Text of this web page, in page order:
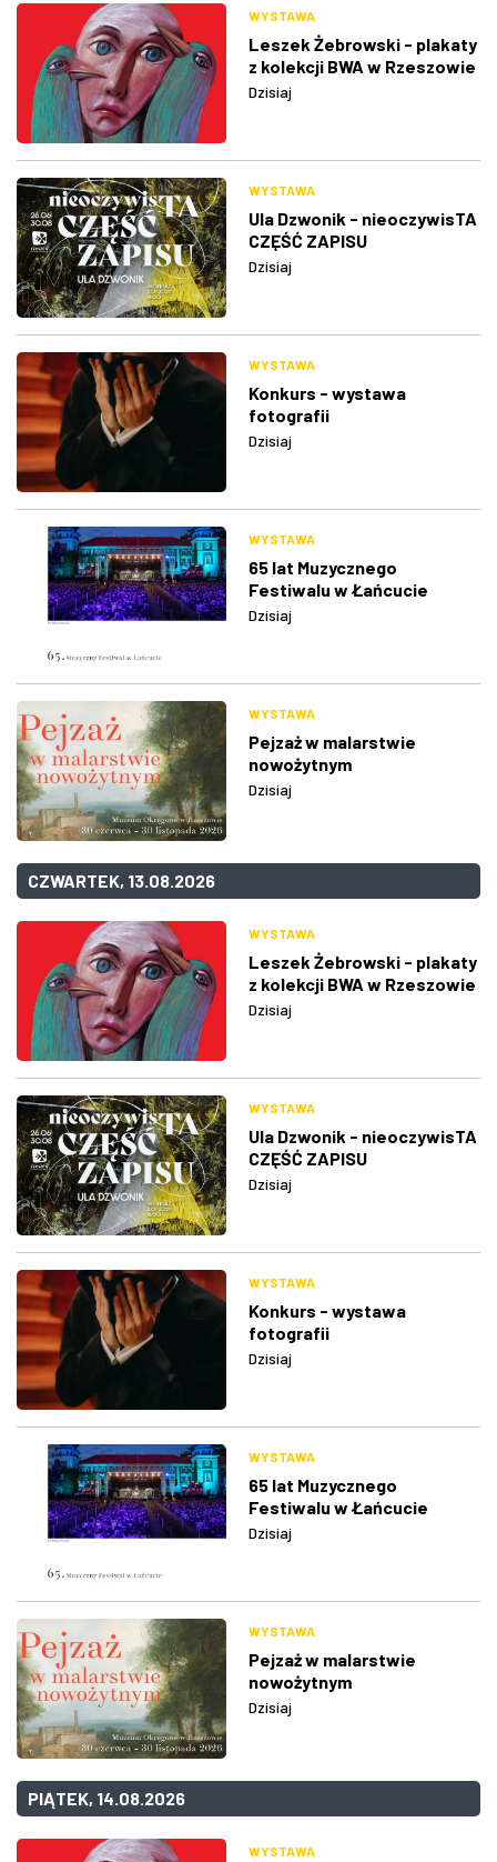
WYSTAWA
Leszek Żebrowski - plakaty
z kolekcji BWA w Rzeszowie
Dzisiaj
WYSTAWA
Ula Dzwonik - nieoczywisTA
CZĘŚĆ ZAPISU
Dzisiaj
WYSTAWA
Konkurs - wystawa
fotografii
Dzisiaj
WYSTAWA
65 lat Muzycznego
Festiwalu w Łańcucie
Dzisiaj
WYSTAWA
Pejzaż w malarstwie
nowożytnym
Dzisiaj
CZWARTEK, 13.08.2026
WYSTAWA
Leszek Żebrowski - plakaty
z kolekcji BWA w Rzeszowie
Dzisiaj
WYSTAWA
Ula Dzwonik - nieoczywisTA
CZĘŚĆ ZAPISU
Dzisiaj
WYSTAWA
Konkurs - wystawa
fotografii
Dzisiaj
WYSTAWA
65 lat Muzycznego
Festiwalu w Łańcucie
Dzisiaj
WYSTAWA
Pejzaż w malarstwie
nowożytnym
Dzisiaj
PIĄTEK, 14.08.2026
WYSTAWA